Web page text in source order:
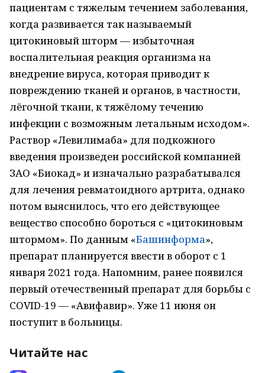
пациентам с тяжелым течением заболевания,
когда развивается так называемый
цитокиновый шторм — избыточная
воспалительная реакция организма на
внедрение вируса, которая приводит к
повреждению тканей и органов, в частности,
лёгочной ткани, к тяжёлому течению
инфекции с возможным летальным исходом».
Раствор «Левилимаба» для подкожного
введения произведен российской компанией
ЗАО «Биокад» и изначально разрабатывался
для лечения ревматоидного артрита, однако
потом выяснилось, что его действующее
вещество способно бороться с «цитокиновым
штормом». По данным «Башинформа»,
препарат планируется ввести в оборот с 1
января 2021 года. Напомним, ранее появился
первый отечественный препарат для борьбы с
COVID-19 — «Авифавир». Уже 11 июня он
поступит в больницы.
Читайте нас